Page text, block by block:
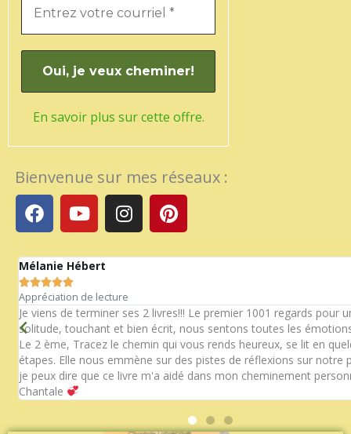
En savoir plus sur cette offre.
Bienvenue sur mes réseaux :
F
a
c
e
b
o
o
k
Y
o
u
t
u
b
e
I
n
s
t
g
r
a
m
P
i
n
t
e
s
t
Mélanie Hébert

Appréciation de lecture
Je viens de terminer ses 2 livres!!! Le premier 1001 regards pour
solitude, touchant et bien écrit, nous sentons toutes les
Le 2 ème, Tracez le chemin qui vous rends heureux, se lit en
étapes. Elle nous emmène sur des pistes de réflexions sur notre
je peux dire que ce livre m'a aidé dans mon cheminement
Chantale